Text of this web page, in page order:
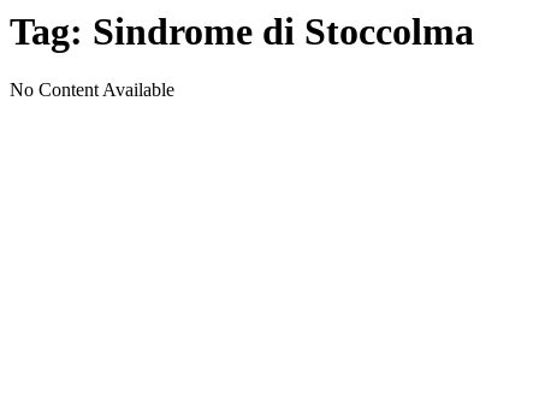
Tag: Sindrome di Stoccolma
No Content Available